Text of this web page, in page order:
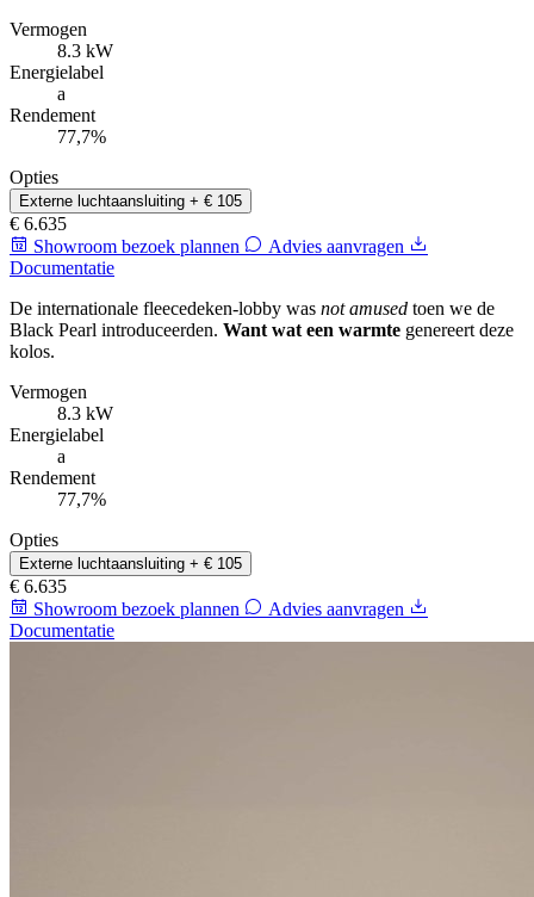
Vermogen
8.3 kW
Energielabel
a
Rendement
77,7%
Opties
Externe luchtaansluiting + € 105
€ 6.635
Showroom bezoek plannen
Advies aanvragen
Documentatie
De internationale fleecedeken-lobby was not amused toen we de
Black Pearl introduceerden. Want wat een warmte genereert deze
kolos.
Vermogen
8.3 kW
Energielabel
a
Rendement
77,7%
Opties
Externe luchtaansluiting + € 105
€ 6.635
Showroom bezoek plannen
Advies aanvragen
Documentatie